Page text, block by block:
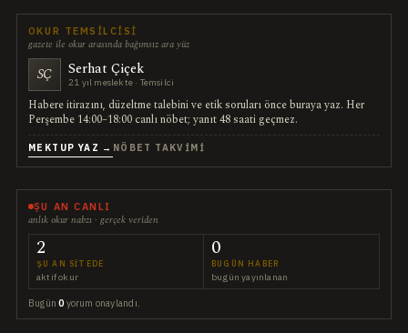
OKUR TEMSILCISI
gazete ile okur arasında bağımsız ara yüz
SÇ Serhat Çiçek
21 yıl meslekte · Temsilci
Habere itirazını, düzeltme talebini ve etik soruları önce buraya yaz. Her
Perşembe 14:00–18:00 canlı nöbet; yanıt 48 saati geçmez.
MEKTUP YAZ → NÖBET TAKVIMI
ŞU AN CANLI
anlık okur nabzı · gerçek veriden
2
ŞU AN SITEDE
aktif okur
0
BUGÜN HABER
bugün yayınlanan
Bugün0 yorum onaylandı.